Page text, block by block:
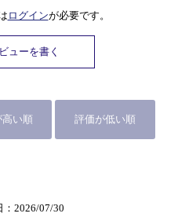
ログインが必要です。
ューを書く
い順 評価が低い順
：2026/07/30